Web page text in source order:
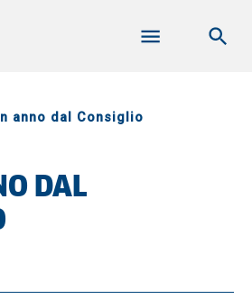
anno dal Consiglio
DAL